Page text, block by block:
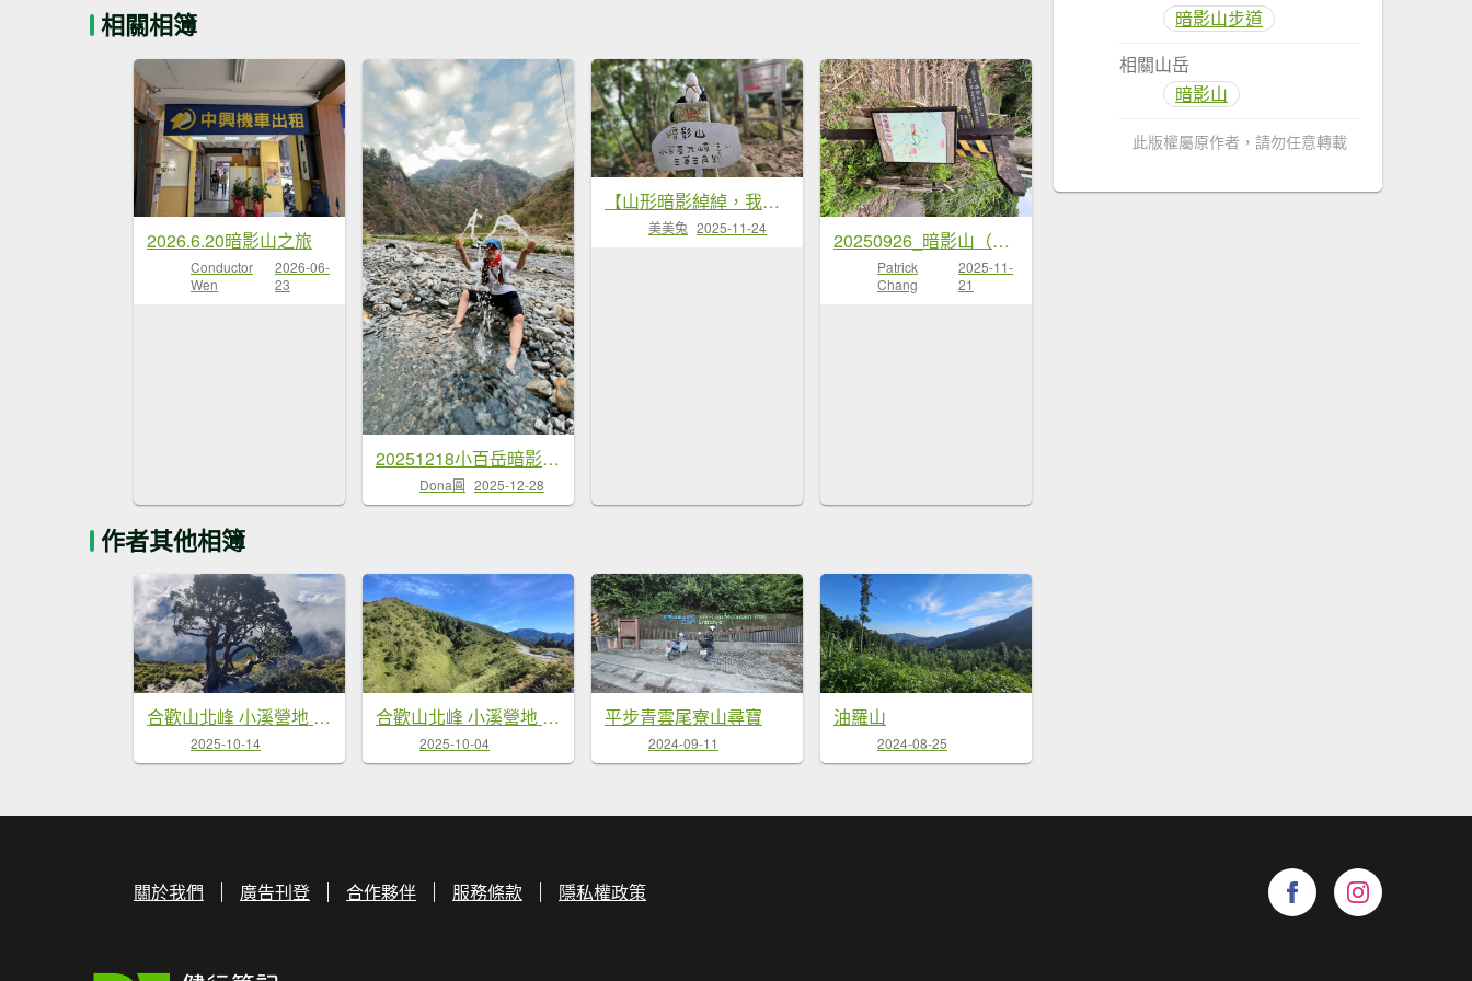
相關相簿
2026.6.20暗影山之旅
Conductor
Wen
2026-06-
23
20251218小百岳暗影山+神駒野溪溫泉
Dona圓 2025-12-28
【山形暗影綽綽，我們步履不停，只為那枚海拔千尺下的獨特三角點。】小百岳#044暗影山
美美兔 2025-11-24
20250926_暗影山（台中小百岳）
Patrick
Chang
2025-11-
21
作者其他相簿
合歡山北峰 小溪營地 鷹角石 合歡北峰名樹
2025-10-14
合歡山北峰 小溪營地 鷹角石 合歡北峰名樹
2025-10-04
平步青雲尾寮山尋寶
2024-09-11
油羅山
2024-08-25
暗影山步道
相關山岳
暗影山
此版權屬原作者，請勿任意轉載
關於我們 廣告刊登 合作夥伴 服務條款 隱私權政策